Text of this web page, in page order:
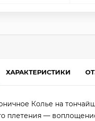
ХАРАКТЕРИСТИКИ
Колье на
плетения —